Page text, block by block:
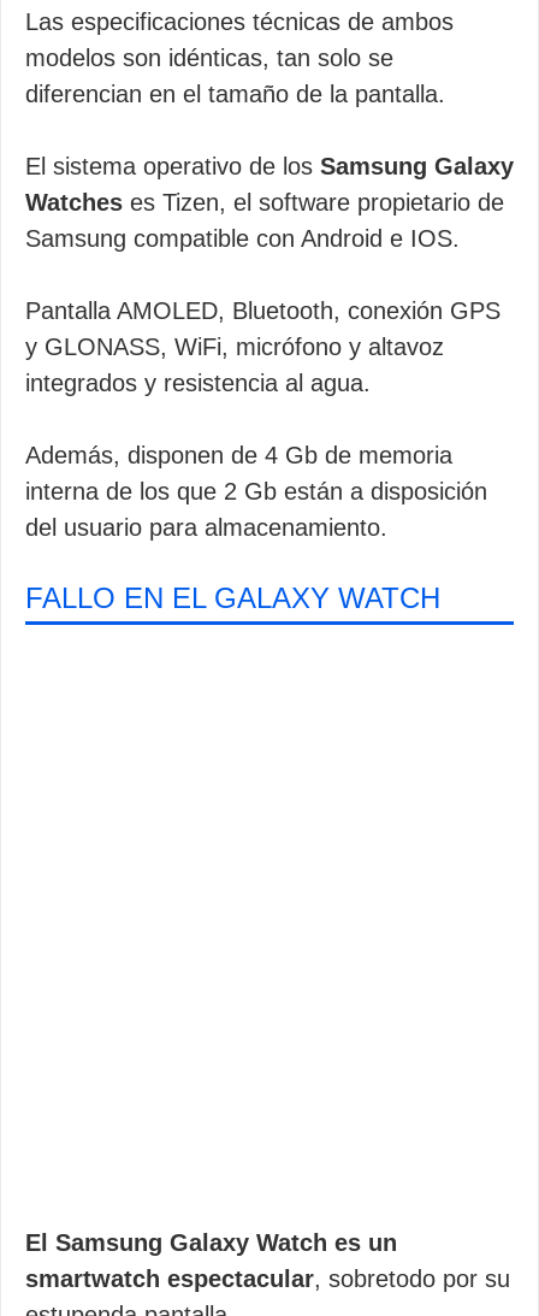
Las especificaciones técnicas de ambos
modelos son idénticas, tan solo se
diferencian en el tamaño de la pantalla.
El sistema operativo de los Samsung Galaxy
Watches es Tizen, el software propietario de
Samsung compatible con Android e IOS.
Pantalla AMOLED, Bluetooth, conexión GPS
y GLONASS, WiFi, micrófono y altavoz
integrados y resistencia al agua.
Además, disponen de 4 Gb de memoria
interna de los que 2 Gb están a disposición
del usuario para almacenamiento.
FALLO EN EL GALAXY WATCH
El Samsung Galaxy Watch es un
smartwatch espectacular, sobretodo por su